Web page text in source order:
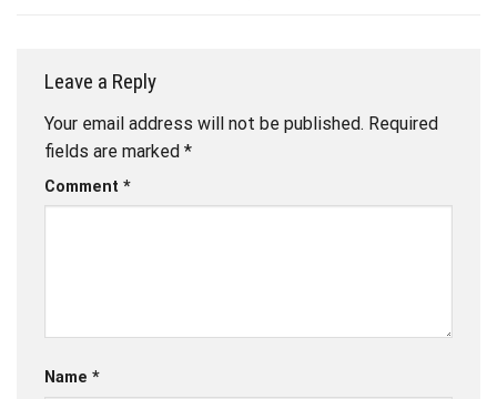
Leave a Reply
Your email address will not be published. Required
fields are marked *
Comment *
Name *